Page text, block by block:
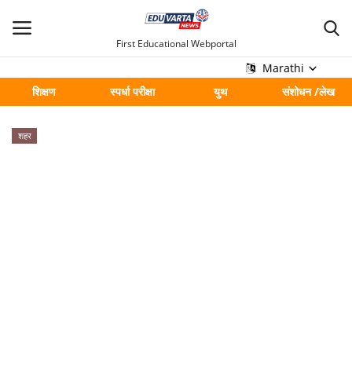
First Educational Webportal
Marathi
शिक्षण
स्पर्धा परीक्षा युथ संशोधन /लेख
मुख्य
Contact
शहर